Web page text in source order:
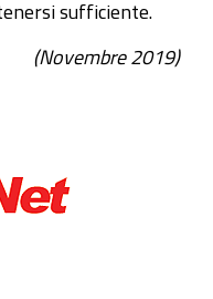
sufficiente.
(Novembre 2019)